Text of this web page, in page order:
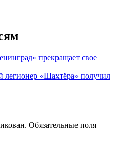
прекращает свое
легионер «Шахтёра» получил
Обязательные поля